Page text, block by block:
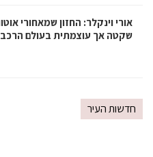
אורי וינקלר: החזון שמאחורי
שקטה אך עוצמתית בעולם הרכב
חדשות העיר